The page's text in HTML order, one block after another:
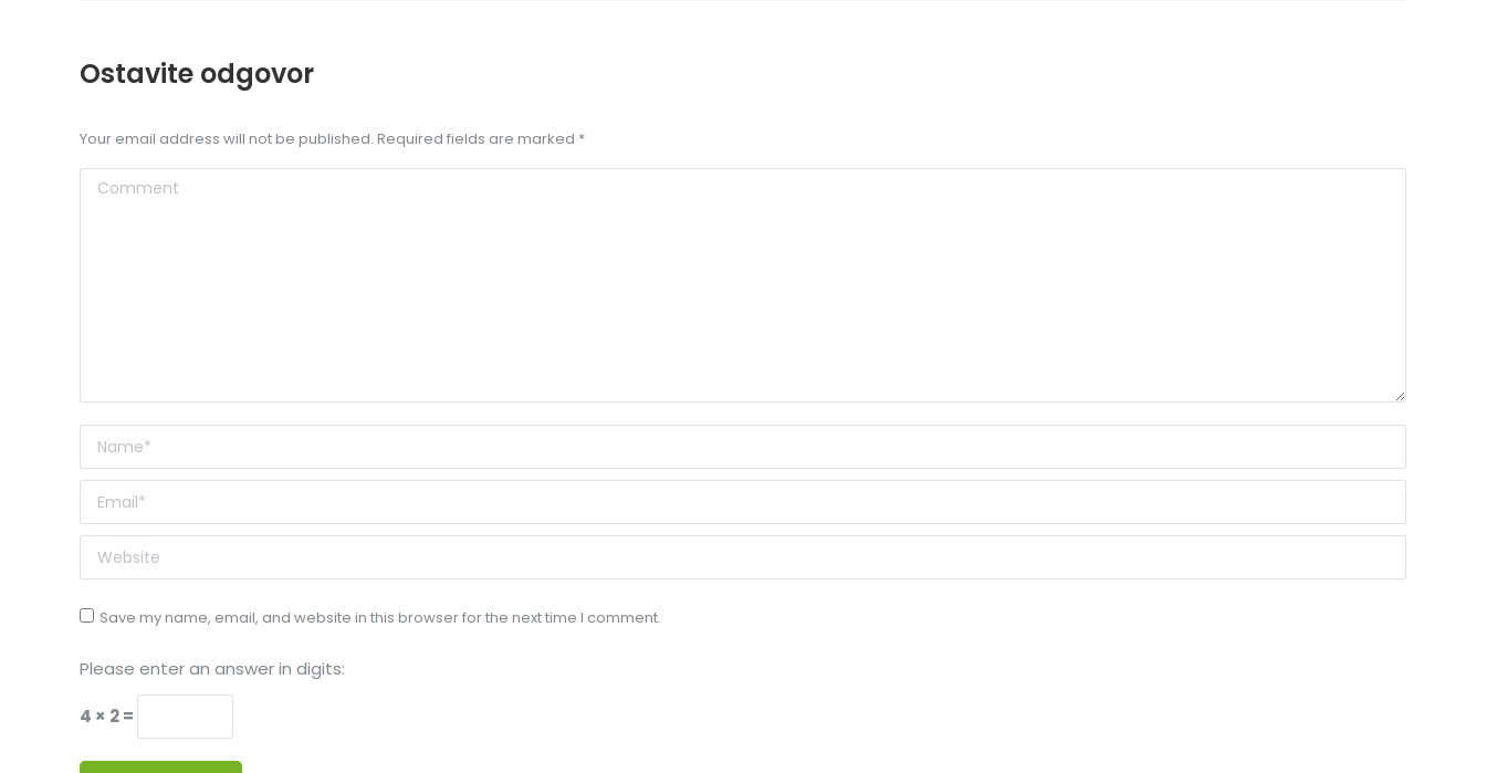
Ostavite odgovor
Your email address will not be published. Required fields are marked *
Comment
Name *
Email *
Website
Save my name, email, and website in this browser for the next time I comment.
Please enter an answer in digits:
4 × 2 =